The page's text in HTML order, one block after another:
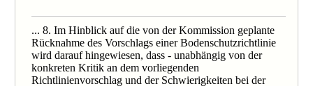
... 8. Im Hinblick auf die von der Kommission geplante
Rücknahme des Vorschlags einer Bodenschutzrichtlinie
wird darauf hingewiesen, dass - unabhängig von der
konkreten Kritik an dem vorliegenden
Richtlinienvorschlag und der Schwierigkeiten bei der